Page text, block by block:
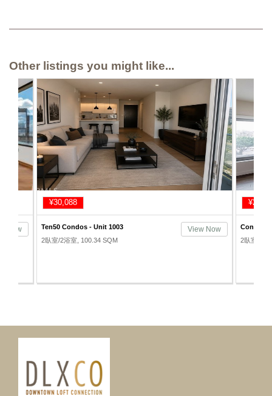
Other listings you might like...
Now
¥30,088
Ten50 Condos - Unit 1003
2臥室/2浴室, 100.34 SQM
View Now
Concerto
2臥室/2浴